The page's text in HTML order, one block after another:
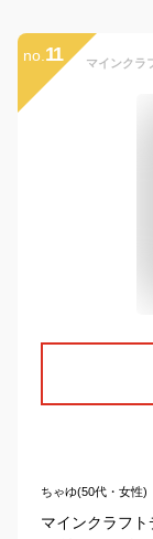
no. 11
ちゃゆ(50代・女性)
マインクラフ